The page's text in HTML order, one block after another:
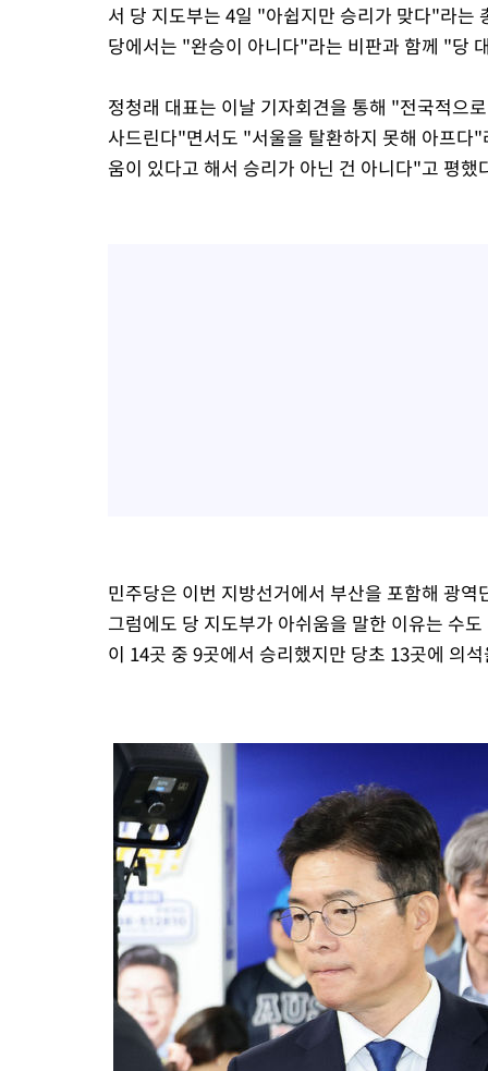
서 당 지도부는 4일 "아쉽지만 승리가 맞다"라는
당에서는 "완승이 아니다"라는 비판과 함께 "당
정청래 대표는 이날 기자회견을 통해 "전국적으
사드린다"면서도 "서울을 탈환하지 못해 아프다
움이 있다고 해서 승리가 아닌 건 아니다"고 평했
민주당은 이번 지방선거에서 부산을 포함해 광
그럼에도 당 지도부가 아쉬움을 말한 이유는 수
이 14곳 중 9곳에서 승리했지만 당초 13곳에 의